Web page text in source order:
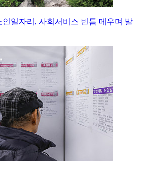
인일자리, 사회서비스 빈틈 메우며 발